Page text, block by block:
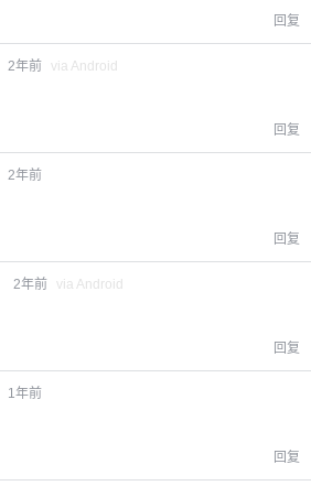
回复
2年前 via Android
回复
2年前
回复
2年前 via Android
回复
1年前
回复